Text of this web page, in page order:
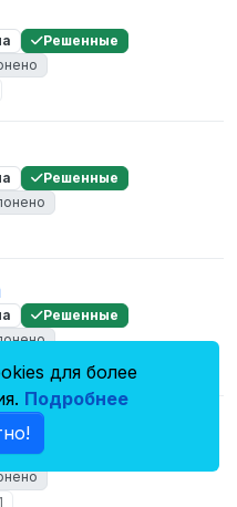
Решенные
Решенные
Решенные
Решенные
для более
Подробнее